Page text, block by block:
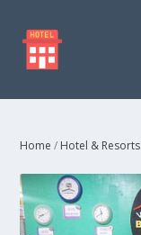
Home / Hotel & Resorts